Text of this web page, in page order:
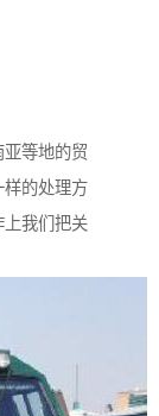
等地的贸
样的处理方
上我们把关